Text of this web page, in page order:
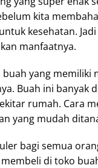
kita
kesehatan.
manfaatnya.
yang memiliki
Buah ini banyak
rumah. Cara
yang mudah
bagi semua
di toko